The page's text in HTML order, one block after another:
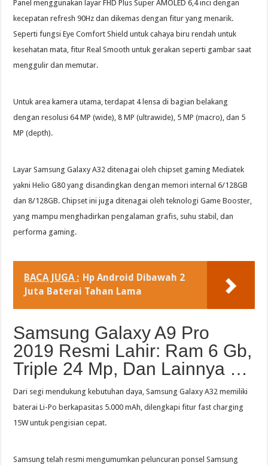
Panel menggunakan layar FHD Plus Super AMOLED 6,4 inci dengan
kecepatan refresh 90Hz dan dikemas dengan fitur yang menarik.
Seperti fungsi Eye Comfort Shield untuk cahaya biru rendah untuk
kesehatan mata, fitur Real Smooth untuk gerakan seperti gambar saat
menggulir dan memutar.
Untuk area kamera utama, terdapat 4 lensa di bagian belakang
dengan resolusi 64 MP (wide), 8 MP (ultrawide), 5 MP (macro), dan 5
MP (depth).
Layar Samsung Galaxy A32 ditenagai oleh chipset gaming Mediatek
yakni Helio G80 yang disandingkan dengan memori internal 6/128GB
dan 8/128GB. Chipset ini juga ditenagai oleh teknologi Game Booster,
yang mampu menghadirkan pengalaman grafis, suhu stabil, dan
performa gaming.
BACA JUGA : Hp Android Dibawah 2
Juta Baterai Tahan Lama
Samsung Galaxy A9 Pro
2019 Resmi Lahir: Ram 6 Gb,
Triple 24 Mp, Dan Lainnya …
Dari segi mendukung kebutuhan daya, Samsung Galaxy A32 memiliki
baterai Li-Po berkapasitas 5.000 mAh, dilengkapi fitur fast charging
15W untuk pengisian cepat.
Samsung telah resmi mengumumkan peluncuran ponsel Samsung